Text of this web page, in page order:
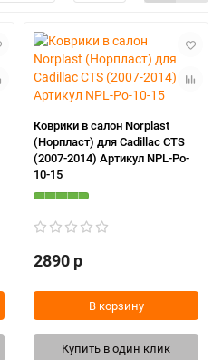
Коврики в салон Norplast
(Норпласт) для Cadillac CTS
(2007-2014) Артикул NPL-Po-
10-15
2890 р
В корзину
Купить в один клик